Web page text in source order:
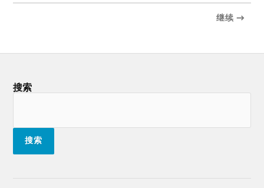
继续 →
搜索
搜索